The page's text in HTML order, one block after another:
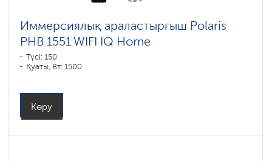
Иммерсиялық араластырғыш Polaris
PHB 1551 WIFI IQ Home
Түсі: 150
Қуаты, Вт: 1500
Көру